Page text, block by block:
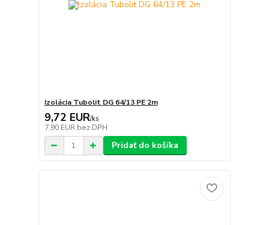
Izolácia Tubolit DG 64/13 PE 2m
9,72 EUR/ks
7,90 EUR bez DPH
Pridať do košíka